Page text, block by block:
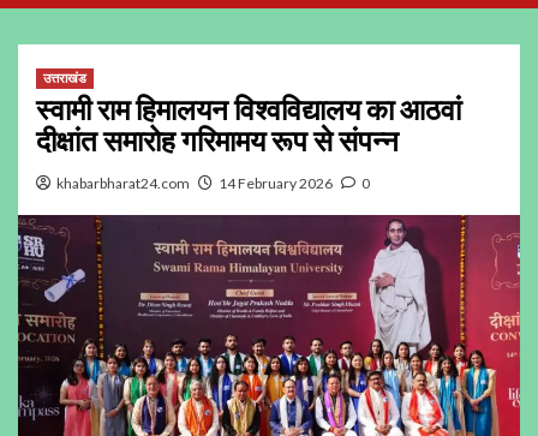
उत्तराखंड
स्वामी राम हिमालयन विश्वविद्यालय का आठवां
दीक्षांत समारोह गरिमामय रूप से संपन्न
khabarbharat24.com 14 February 2026 0